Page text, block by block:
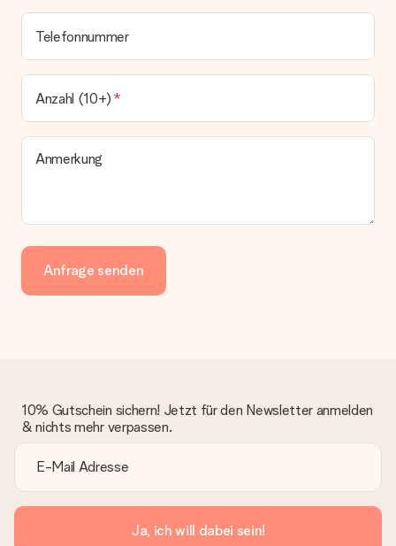
Telefonnummer
Anzahl (10+)
Anmerkung
Anfrage senden
10% Gutschein sichern! Jetzt für den Newsletter anmelden
& nichts mehr verpassen.
Ja, ich will dabei sein!